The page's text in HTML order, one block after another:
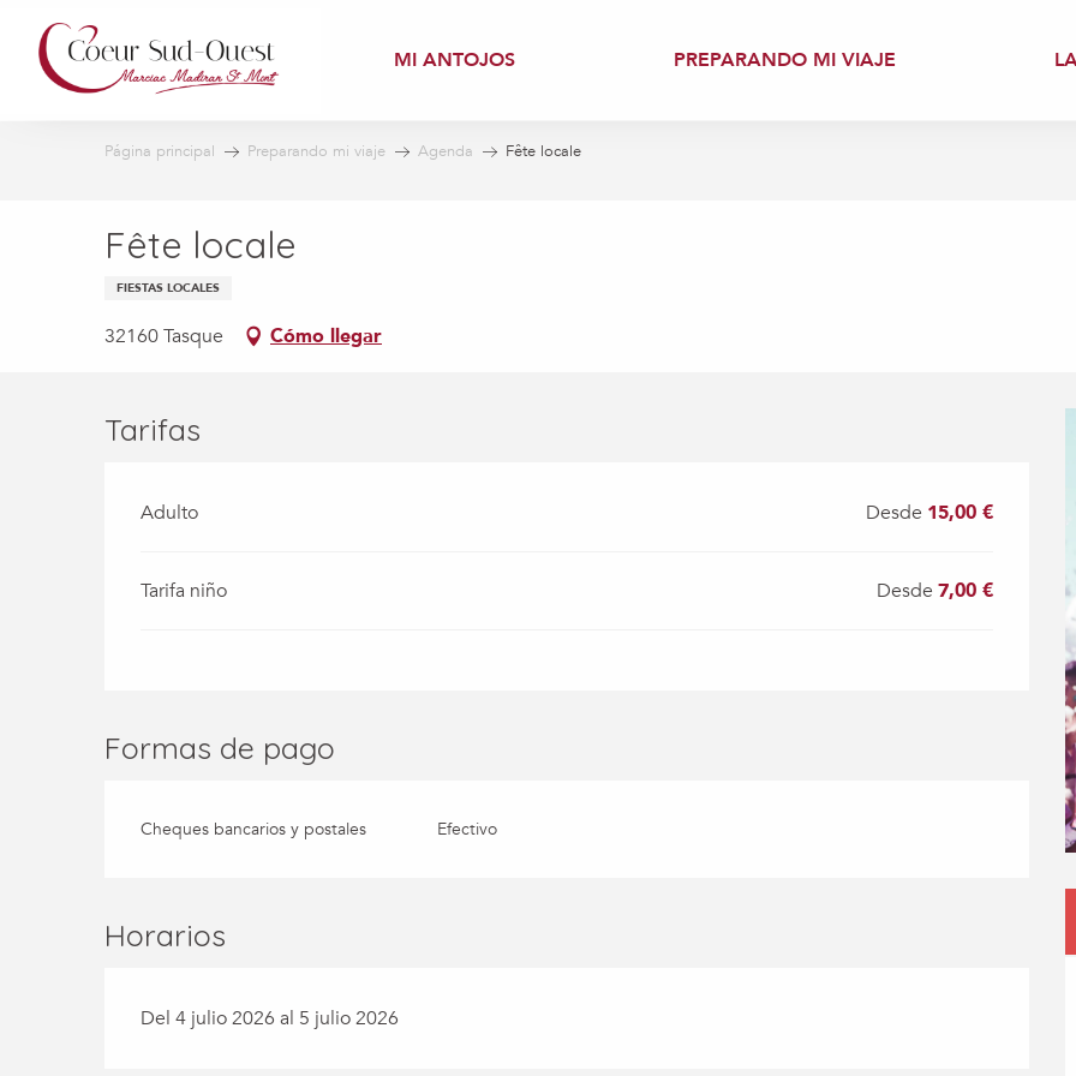
contenu
principal
MI ANTOJOS PREPARANDO MI VIAJE
Página principal Preparando mi viaje Agenda Fête locale
Fête locale
FIESTAS LOCALES
32160 Tasque Cómo llegar
Tarifas
Adulto Desde 15,00 €
Tarifa niño Desde7,00 €
Formas de pago
Cheques bancarios y postales Efectivo
Horarios
Del 4 julio 2026 al 5 julio 2026